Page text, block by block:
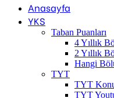
Anasayfa
YKS
Taban Puanları
4 Yıllık
2 Yıllık
Hangi
TYT
TYT
TYT